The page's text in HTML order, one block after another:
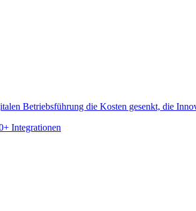
Betriebsführung die Kosten gesenkt, die
Integrationen